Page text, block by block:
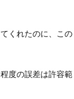
くれたのに、この
度の誤差は許容範